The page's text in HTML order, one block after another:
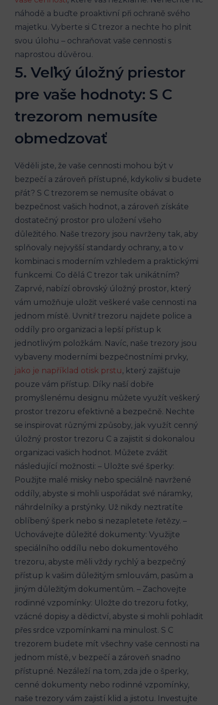
náhodě a buďte proaktivní při ochraně svého
majetku. Vyberte si C trezor a nechte ho plnit
svou úlohu – ochraňovat vaše cennosti s
naprostou důvěrou.
5. Veľký úložný priestor
pre vaše hodnoty: S C
trezorom nemusíte
obmedzovať
Věděli jste, že vaše cennosti mohou být v
bezpečí a zároveň přístupné, kdykoliv si budete
přát? S C trezorem se nemusíte obávat o
bezpečnost vašich hodnot, a zároveň získáte
dostatečný prostor pro uložení všeho
důležitého. Naše trezory jsou navrženy tak, aby
splňovaly nejvyšší standardy ochrany, a to v
kombinaci s moderním vzhledem a praktickými
funkcemi. Co dělá C trezor tak unikátním?
Zaprvé, nabízí obrovský úložný prostor, který
vám umožňuje uložit veškeré vaše cennosti na
jednom místě. Uvnitř trezoru najdete police a
oddíly pro organizaci a lepší přístup k
jednotlivým položkám. Navíc, naše trezory jsou
vybaveny moderními bezpečnostními prvky,
jako je například otisk prstu, který zajišťuje
pouze vám přístup. Díky naší dobře
promyšlenému designu můžete využít veškerý
prostor trezoru efektivně a bezpečně. Nechte
se inspirovat různými způsoby, jak využít cenný
úložný prostor trezoru C a zajistit si dokonalou
organizaci vašich hodnot. Můžete zvážit
následující možnosti: – Uložte své šperky:
Použijte malé misky nebo speciálně navržené
oddíly, abyste si mohli uspořádat své náramky,
náhrdelníky a prstýnky. Už nikdy neztratíte
oblíbený šperk nebo si nezapletete řetězy. –
Uchovávejte důležité dokumenty: Využijte
speciálního oddílu nebo dokumentového
trezoru, abyste měli vždy rychlý a bezpečný
přístup k vašim důležitým smlouvám, pasům a
jiným důležitým dokumentům. – Zachovejte
rodinné vzpomínky: Uložte do trezoru fotky,
vzácné dopisy a dědictví, abyste si mohli pohladit
přes srdce vzpomínkami na minulost. S C
trezorem budete mít všechny vaše cennosti na
jednom místě, v bezpečí a zároveň snadno
přístupné. Nezáleží na tom, zda jde o šperky,
cenné dokumenty nebo rodinné vzpomínky,
naše trezory vám zajistí klid a jistotu. Investujte